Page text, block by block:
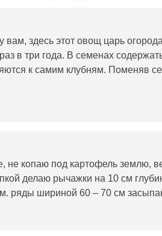
здесь этот овощ царь
в три года. В семенах
к самим клубням. Поменяв
не копаю под картофель землю,
делаю рычажки на 10 см
ряды шириной 60 – 70 см